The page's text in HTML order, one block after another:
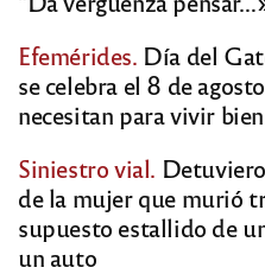
Efemérides. Día del
se celebra el 8 de
necesitan para vivir bien
Siniestro vial.
de la mujer que murió
supuesto estallido de
un auto